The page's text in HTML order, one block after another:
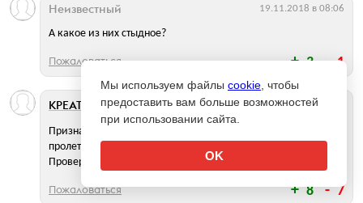
3 1
А какое из них стыдное?
Неизвестный 19.11.2018 в 08:06
Пожаловаться
8 7
Признак успеха фестиваля - когда на Составе начинается вой
пролетевшей мимо всего анонимной шушеры.
Проверено годами! :-)
КРЕАТИN Блог 17.11.2018 в 00:54
Пожаловаться
Мы используем файлы cookie , чтобы
предоставить вам больше возможностей
при использовании сайта.
OK